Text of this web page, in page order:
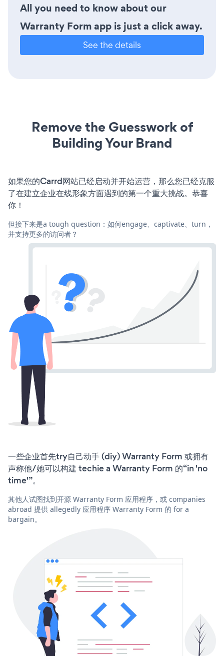
All you need to know about our
Warranty Form app is just a click away.
See the details
Remove the Guesswork of
Building Your Brand
如果您的Carrd网站已经启动并开始运营，那么您已经克服
了在建立企业在线形象方面遇到的第一个重大挑战。恭喜
你！
但接下来是a tough question：如何engage、captivate、turn，
并支持更多的访问者？
一些企业首先try自己动手 (diy) Warranty Form 或拥有
声称他/她可以构建 techie a Warranty Form 的“in 'no
time'”。
其他人试图找到开源 Warranty Form 应用程序，或 companies
abroad 提供 allegedly 应用程序 Warranty Form 的 for a
bargain。